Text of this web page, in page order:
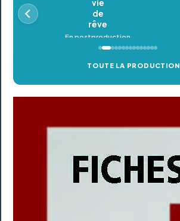
En postproduction
TOUTE LA PRODUCTION